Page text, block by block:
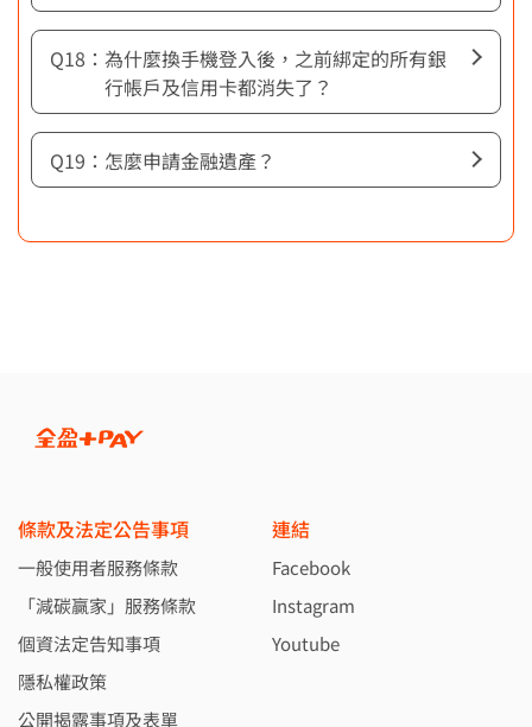
為什麼換手機登入後，之前綁定的所有銀
行帳戶及信用卡都消失了？
怎麼申請金融遺產？
條款及法定公告事項
一般使用者服務條款
「減碳贏家」服務條款
個資法定告知事項
隱私權政策
公開揭露事項及表單
連結
Facebook
Instagram
Youtube